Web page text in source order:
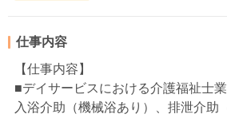
仕事内容
【仕事内容】
■デイサービスにおける介護福祉士
入浴介助（機械浴あり）、排泄介助